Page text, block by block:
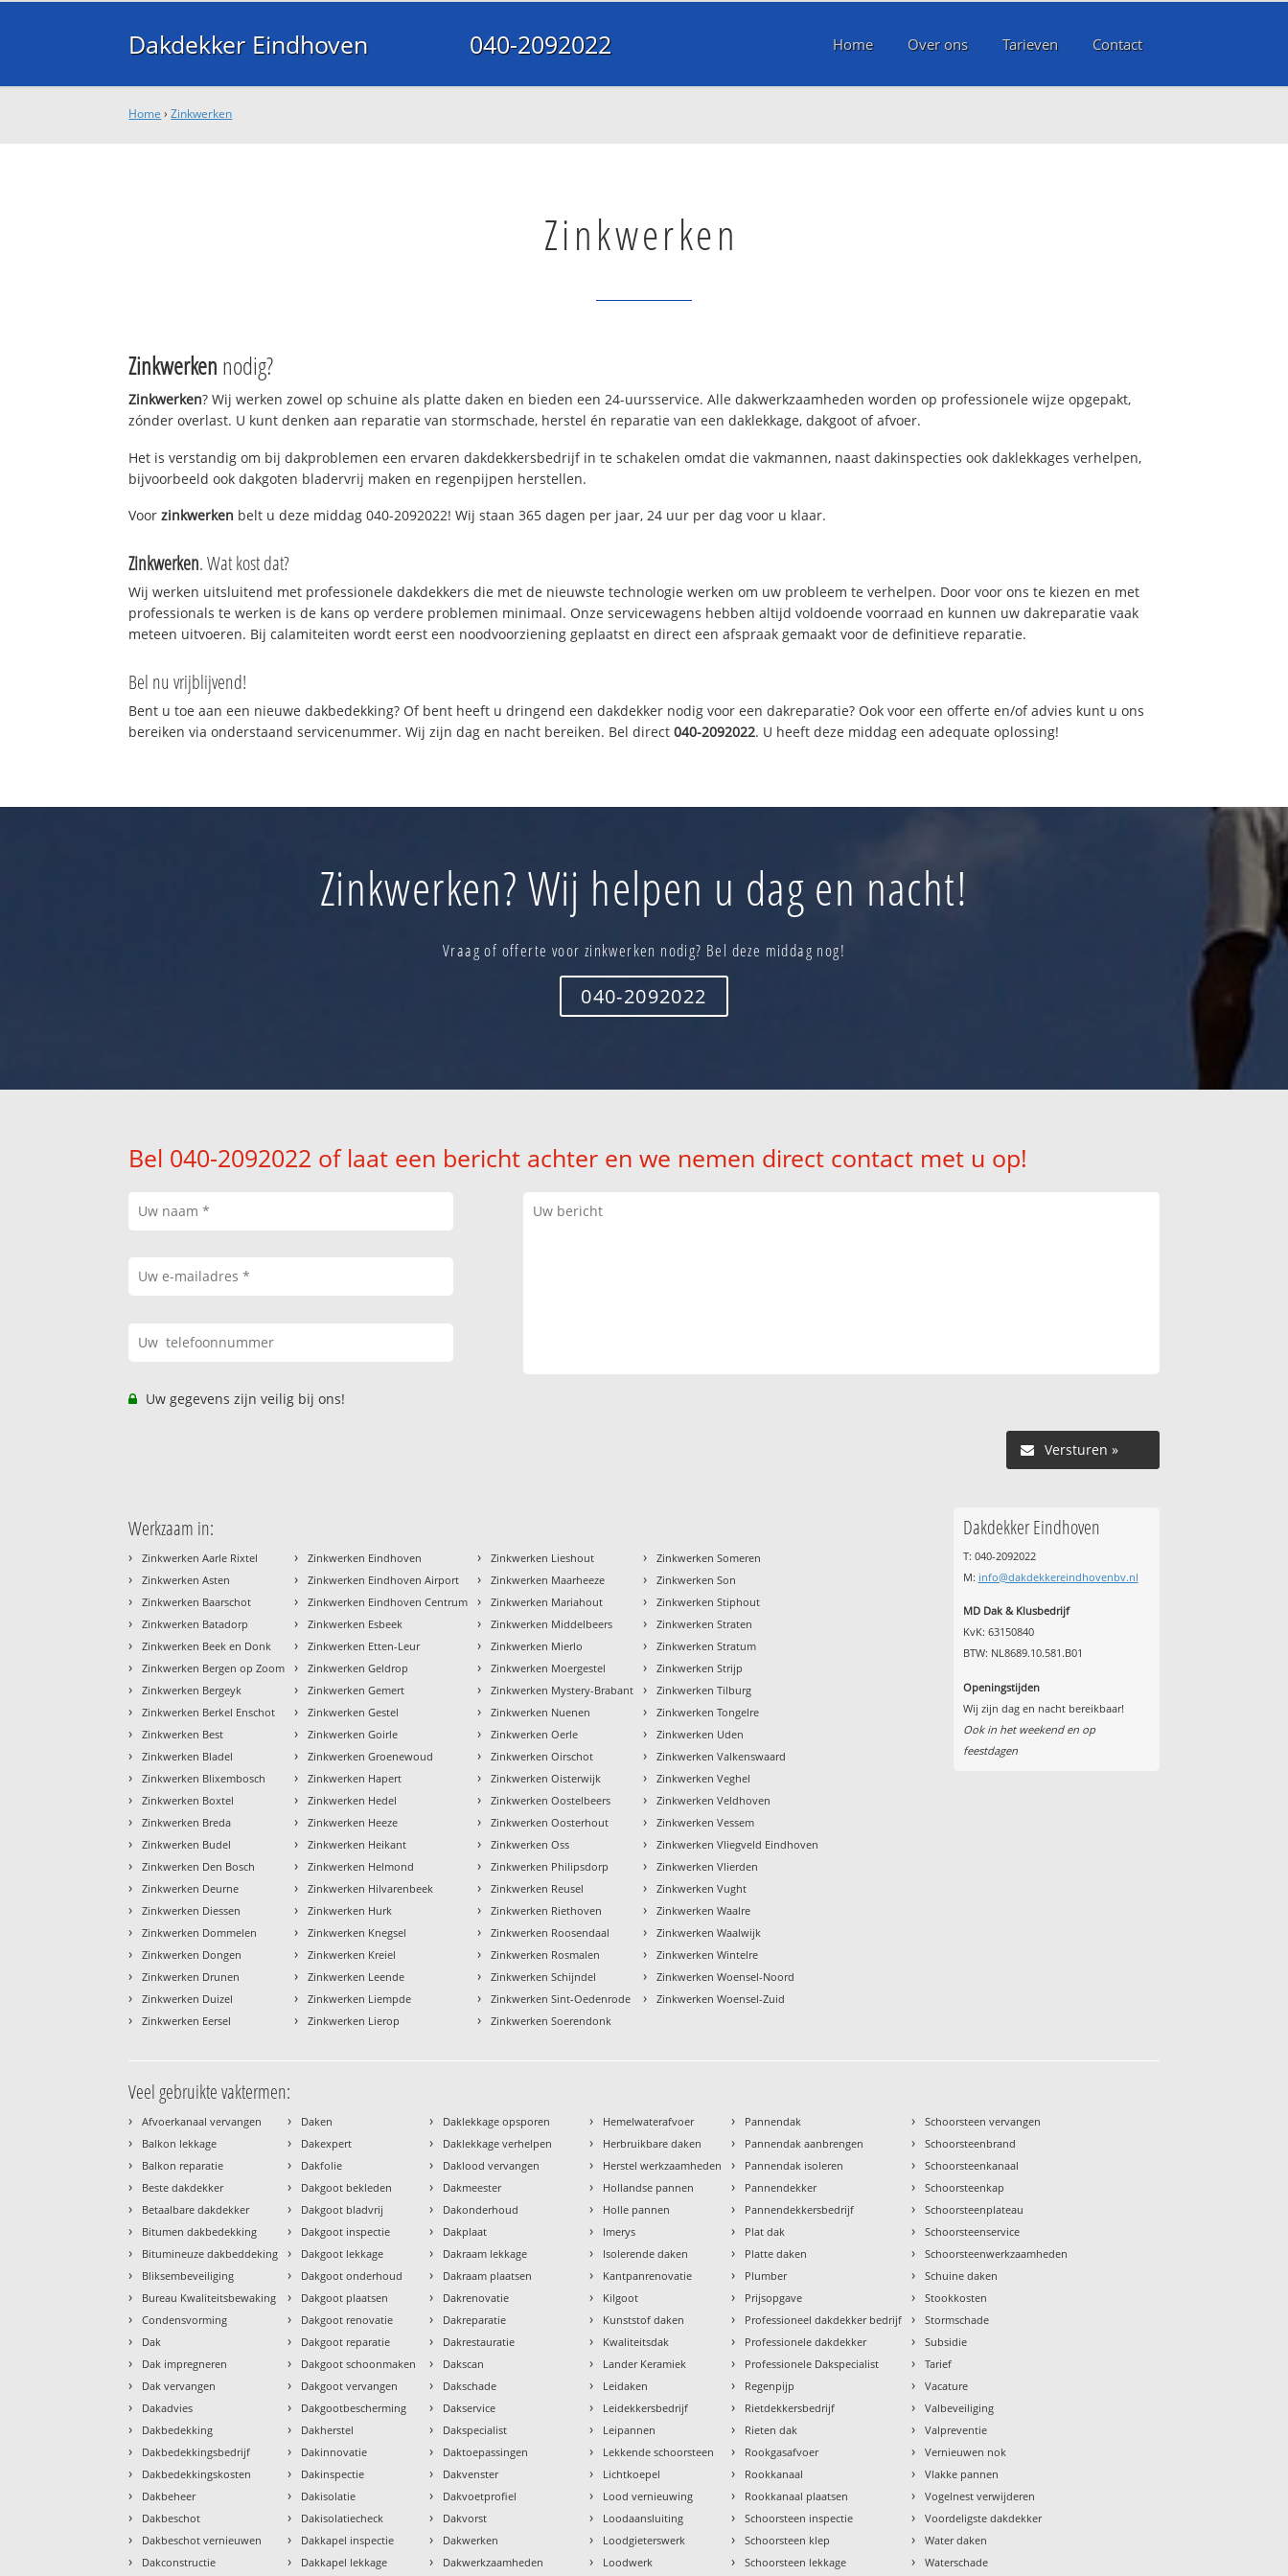
Dakdekker Eindhoven 040-2092022 Home Over ons Tarieven Contact
Home ›Zinkwerken
Zinkwerken
Zinkwerken nodig?
Zinkwerken? Wij werken zowel op schuine als platte daken en bieden een 24-uursservice. Alle dakwerkzaamheden worden op professionele wijze opgepakt,
zónder overlast. U kunt denken aan reparatie van stormschade, herstel én reparatie van een daklekkage, dakgoot of afvoer.
Het is verstandig om bij dakproblemen een ervaren dakdekkersbedrijf in te schakelen omdat die vakmannen, naast dakinspecties ook daklekkages verhelpen,
bijvoorbeeld ook dakgoten bladervrij maken en regenpijpen herstellen.
Voorzinkwerken belt u deze middag 040-2092022! Wij staan 365 dagen per jaar, 24 uur per dag voor u klaar.
Zinkwerken. Wat kost dat?
Wij werken uitsluitend met professionele dakdekkers die met de nieuwste technologie werken om uw probleem te verhelpen. Door voor ons te kiezen en met
professionals te werken is de kans op verdere problemen minimaal. Onze servicewagens hebben altijd voldoende voorraad en kunnen uw dakreparatie vaak
meteen uitvoeren. Bij calamiteiten wordt eerst een noodvoorziening geplaatst en direct een afspraak gemaakt voor de definitieve reparatie.
Bel nu vrijblijvend!
Bent u toe aan een nieuwe dakbedekking? Of bent heeft u dringend een dakdekker nodig voor een dakreparatie? Ook voor een offerte en/of advies kunt u ons
bereiken via onderstaand servicenummer. Wij zijn dag en nacht bereiken. Bel direct040-2092022. U heeft deze middag een adequate oplossing!
Zinkwerken? Wij helpen u dag en nacht!
Vraag of offerte voor zinkwerken nodig? Bel deze middag nog!
040-2092022
Bel 040-2092022 of laat een bericht achter en we nemen direct contact met u op!
Uw gegevens zijn veilig bij ons!
Versturen »
Werkzaam in:
› Zinkwerken Aarle Rixtel
› Zinkwerken Asten
› Zinkwerken Baarschot
› Zinkwerken Batadorp
› Zinkwerken Beek en Donk
› Zinkwerken Bergen op Zoom
› Zinkwerken Bergeyk
› Zinkwerken Berkel Enschot
› Zinkwerken Best
› Zinkwerken Bladel
› Zinkwerken Blixembosch
› Zinkwerken Boxtel
› Zinkwerken Breda
› Zinkwerken Budel
› Zinkwerken Den Bosch
› Zinkwerken Deurne
› Zinkwerken Diessen
› Zinkwerken Dommelen
› Zinkwerken Dongen
› Zinkwerken Drunen
› Zinkwerken Duizel
› Zinkwerken Eersel
› Zinkwerken Eindhoven
› Zinkwerken Eindhoven Airport
› Zinkwerken Eindhoven Centrum
› Zinkwerken Esbeek
› Zinkwerken Etten-Leur
› Zinkwerken Geldrop
› Zinkwerken Gemert
› Zinkwerken Gestel
› Zinkwerken Goirle
› Zinkwerken Groenewoud
› Zinkwerken Hapert
› Zinkwerken Hedel
› Zinkwerken Heeze
› Zinkwerken Heikant
› Zinkwerken Helmond
› Zinkwerken Hilvarenbeek
› Zinkwerken Hurk
› Zinkwerken Knegsel
› Zinkwerken Kreiel
› Zinkwerken Leende
› Zinkwerken Liempde
› Zinkwerken Lierop
› Zinkwerken Lieshout
› Zinkwerken Maarheeze
› Zinkwerken Mariahout
› Zinkwerken Middelbeers
› Zinkwerken Mierlo
› Zinkwerken Moergestel
› Zinkwerken Mystery-Brabant
› Zinkwerken Nuenen
› Zinkwerken Oerle
› Zinkwerken Oirschot
› Zinkwerken Oisterwijk
› Zinkwerken Oostelbeers
› Zinkwerken Oosterhout
› Zinkwerken Oss
› Zinkwerken Philipsdorp
› Zinkwerken Reusel
› Zinkwerken Riethoven
› Zinkwerken Roosendaal
› Zinkwerken Rosmalen
› Zinkwerken Schijndel
› Zinkwerken Sint-Oedenrode
› Zinkwerken Soerendonk
› Zinkwerken Someren
› Zinkwerken Son
› Zinkwerken Stiphout
› Zinkwerken Straten
› Zinkwerken Stratum
› Zinkwerken Strijp
› Zinkwerken Tilburg
› Zinkwerken Tongelre
› Zinkwerken Uden
› Zinkwerken Valkenswaard
› Zinkwerken Veghel
› Zinkwerken Veldhoven
› Zinkwerken Vessem
› Zinkwerken Vliegveld Eindhoven
› Zinkwerken Vlierden
› Zinkwerken Vught
› Zinkwerken Waalre
› Zinkwerken Waalwijk
› Zinkwerken Wintelre
› Zinkwerken Woensel-Noord
› Zinkwerken Woensel-Zuid
Dakdekker Eindhoven
T: 040-2092022
M: info@dakdekkereindhovenbv.nl
MD Dak & Klusbedrijf
KvK: 63150840
BTW: NL8689.10.581.B01
Openingstijden
Wij zijn dag en nacht bereikbaar!
Ook in het weekend en op
feestdagen
Veel gebruikte vaktermen:
› Afvoerkanaal vervangen
› Balkon lekkage
› Balkon reparatie
› Beste dakdekker
› Betaalbare dakdekker
› Bitumen dakbedekking
› Bitumineuze dakbeddeking
› Bliksembeveiliging
› Bureau Kwaliteitsbewaking
› Condensvorming
› Dak
› Dak impregneren
› Dak vervangen
› Dakadvies
› Dakbedekking
› Dakbedekkingsbedrijf
› Dakbedekkingskosten
› Dakbeheer
› Dakbeschot
› Dakbeschot vernieuwen
› Dakconstructie
› Daken
› Dakexpert
› Dakfolie
› Dakgoot bekleden
› Dakgoot bladvrij
› Dakgoot inspectie
› Dakgoot lekkage
› Dakgoot onderhoud
› Dakgoot plaatsen
› Dakgoot renovatie
› Dakgoot reparatie
› Dakgoot schoonmaken
› Dakgoot vervangen
› Dakgootbescherming
› Dakherstel
› Dakinnovatie
› Dakinspectie
› Dakisolatie
› Dakisolatiecheck
› Dakkapel inspectie
› Dakkapel lekkage
› Daklekkage opsporen
› Daklekkage verhelpen
› Daklood vervangen
› Dakmeester
› Dakonderhoud
› Dakplaat
› Dakraam lekkage
› Dakraam plaatsen
› Dakrenovatie
› Dakreparatie
› Dakrestauratie
› Dakscan
› Dakschade
› Dakservice
› Dakspecialist
› Daktoepassingen
› Dakvenster
› Dakvoetprofiel
› Dakvorst
› Dakwerken
› Dakwerkzaamheden
› Hemelwaterafvoer
› Herbruikbare daken
› Herstel werkzaamheden
› Hollandse pannen
› Holle pannen
› Imerys
› Isolerende daken
› Kantpanrenovatie
› Kilgoot
› Kunststof daken
› Kwaliteitsdak
› Lander Keramiek
› Leidaken
› Leidekkersbedrijf
› Leipannen
› Lekkende schoorsteen
› Lichtkoepel
› Lood vernieuwing
› Loodaansluiting
› Loodgieterswerk
› Loodwerk
› Pannendak
› Pannendak aanbrengen
› Pannendak isoleren
› Pannendekker
› Pannendekkersbedrijf
› Plat dak
› Platte daken
› Plumber
› Prijsopgave
› Professioneel dakdekker bedrijf
› Professionele dakdekker
› Professionele Dakspecialist
› Regenpijp
› Rietdekkersbedrijf
› Rieten dak
› Rookgasafvoer
› Rookkanaal
› Rookkanaal plaatsen
› Schoorsteen inspectie
› Schoorsteen klep
› Schoorsteen lekkage
› Schoorsteen vervangen
› Schoorsteenbrand
› Schoorsteenkanaal
› Schoorsteenkap
› Schoorsteenplateau
› Schoorsteenservice
› Schoorsteenwerkzaamheden
› Schuine daken
› Stookkosten
› Stormschade
› Subsidie
› Tarief
› Vacature
› Valbeveiliging
› Valpreventie
› Vernieuwen nok
› Vlakke pannen
› Vogelnest verwijderen
› Voordeligste dakdekker
› Water daken
› Waterschade